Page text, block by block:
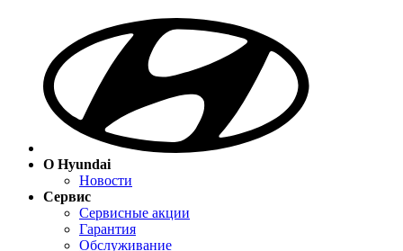
О Hyundai
Новости
Сервис
Сервисные акции
Гарантия
Обслуживание